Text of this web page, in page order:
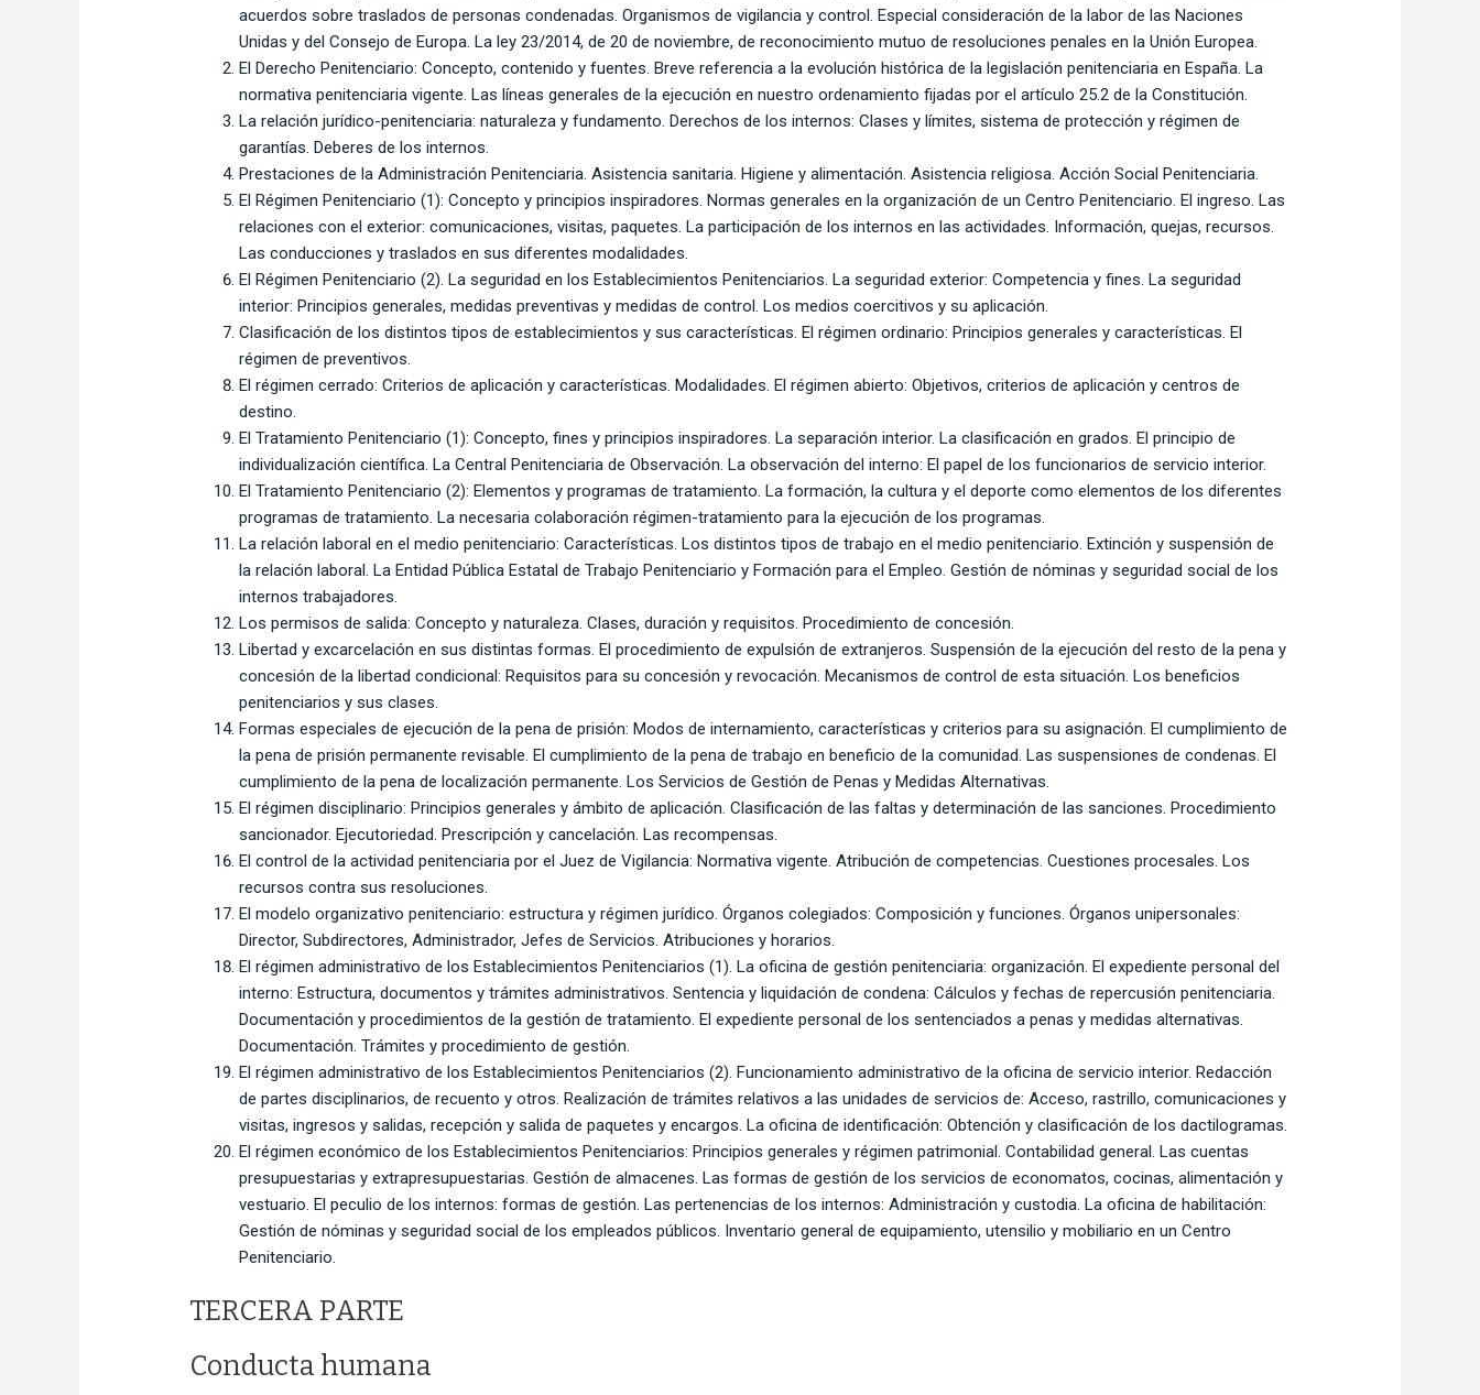
acuerdos sobre traslados de personas condenadas. Organismos de vigilancia y control. Especial consideración de la labor de las Naciones
Unidas y del Consejo de Europa. La ley 23/2014, de 20 de noviembre, de reconocimiento mutuo de resoluciones penales en la Unión Europea.
El Derecho Penitenciario: Concepto, contenido y fuentes. Breve referencia a la evolución histórica de la legislación penitenciaria en España. La
normativa penitenciaria vigente. Las líneas generales de la ejecución en nuestro ordenamiento fijadas por el artículo 25.2 de la Constitución.
La relación jurídico-penitenciaria: naturaleza y fundamento. Derechos de los internos: Clases y límites, sistema de protección y régimen de
garantías. Deberes de los internos.
Prestaciones de la Administración Penitenciaria. Asistencia sanitaria. Higiene y alimentación. Asistencia religiosa. Acción Social Penitenciaria.
El Régimen Penitenciario (1): Concepto y principios inspiradores. Normas generales en la organización de un Centro Penitenciario. El ingreso. Las
relaciones con el exterior: comunicaciones, visitas, paquetes. La participación de los internos en las actividades. Información, quejas, recursos.
Las conducciones y traslados en sus diferentes modalidades.
El Régimen Penitenciario (2). La seguridad en los Establecimientos Penitenciarios. La seguridad exterior: Competencia y fines. La seguridad
interior: Principios generales, medidas preventivas y medidas de control. Los medios coercitivos y su aplicación.
Clasificación de los distintos tipos de establecimientos y sus características. El régimen ordinario: Principios generales y características. El
régimen de preventivos.
El régimen cerrado: Criterios de aplicación y características. Modalidades. El régimen abierto: Objetivos, criterios de aplicación y centros de
destino.
El Tratamiento Penitenciario (1): Concepto, fines y principios inspiradores. La separación interior. La clasificación en grados. El principio de
individualización científica. La Central Penitenciaria de Observación. La observación del interno: El papel de los funcionarios de servicio interior.
El Tratamiento Penitenciario (2): Elementos y programas de tratamiento. La formación, la cultura y el deporte como elementos de los diferentes
programas de tratamiento. La necesaria colaboración régimen-tratamiento para la ejecución de los programas.
La relación laboral en el medio penitenciario: Características. Los distintos tipos de trabajo en el medio penitenciario. Extinción y suspensión de
la relación laboral. La Entidad Pública Estatal de Trabajo Penitenciario y Formación para el Empleo. Gestión de nóminas y seguridad social de los
internos trabajadores.
Los permisos de salida: Concepto y naturaleza. Clases, duración y requisitos. Procedimiento de concesión.
Libertad y excarcelación en sus distintas formas. El procedimiento de expulsión de extranjeros. Suspensión de la ejecución del resto de la pena y
concesión de la libertad condicional: Requisitos para su concesión y revocación. Mecanismos de control de esta situación. Los beneficios
penitenciarios y sus clases.
Formas especiales de ejecución de la pena de prisión: Modos de internamiento, características y criterios para su asignación. El cumplimiento de
la pena de prisión permanente revisable. El cumplimiento de la pena de trabajo en beneficio de la comunidad. Las suspensiones de condenas. El
cumplimiento de la pena de localización permanente. Los Servicios de Gestión de Penas y Medidas Alternativas.
El régimen disciplinario: Principios generales y ámbito de aplicación. Clasificación de las faltas y determinación de las sanciones. Procedimiento
sancionador. Ejecutoriedad. Prescripción y cancelación. Las recompensas.
El control de la actividad penitenciaria por el Juez de Vigilancia: Normativa vigente. Atribución de competencias. Cuestiones procesales. Los
recursos contra sus resoluciones.
El modelo organizativo penitenciario: estructura y régimen jurídico. Órganos colegiados: Composición y funciones. Órganos unipersonales:
Director, Subdirectores, Administrador, Jefes de Servicios. Atribuciones y horarios.
El régimen administrativo de los Establecimientos Penitenciarios (1). La oficina de gestión penitenciaria: organización. El expediente personal del
interno: Estructura, documentos y trámites administrativos. Sentencia y liquidación de condena: Cálculos y fechas de repercusión penitenciaria.
Documentación y procedimientos de la gestión de tratamiento. El expediente personal de los sentenciados a penas y medidas alternativas.
Documentación. Trámites y procedimiento de gestión.
El régimen administrativo de los Establecimientos Penitenciarios (2). Funcionamiento administrativo de la oficina de servicio interior. Redacción
de partes disciplinarios, de recuento y otros. Realización de trámites relativos a las unidades de servicios de: Acceso, rastrillo, comunicaciones y
visitas, ingresos y salidas, recepción y salida de paquetes y encargos. La oficina de identificación: Obtención y clasificación de los dactilogramas.
El régimen económico de los Establecimientos Penitenciarios: Principios generales y régimen patrimonial. Contabilidad general. Las cuentas
presupuestarias y extrapresupuestarias. Gestión de almacenes. Las formas de gestión de los servicios de economatos, cocinas, alimentación y
vestuario. El peculio de los internos: formas de gestión. Las pertenencias de los internos: Administración y custodia. La oficina de habilitación:
Gestión de nóminas y seguridad social de los empleados públicos. Inventario general de equipamiento, utensilio y mobiliario en un Centro
Penitenciario.
TERCERA PARTE
Conducta humana